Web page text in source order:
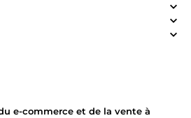
e-commerce et de la vente à